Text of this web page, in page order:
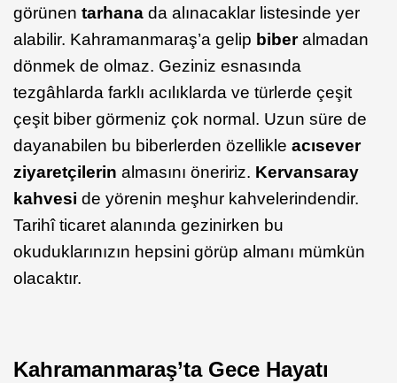
görünen tarhana da alınacaklar listesinde yer
alabilir. Kahramanmaraş’a gelip biberalmadan
dönmek de olmaz. Geziniz esnasında
tezgâhlarda farklı acılıklarda ve türlerde çeşit
çeşit biber görmeniz çok normal. Uzun süre de
dayanabilen bu biberlerden özellikle acısever
ziyaretçilerin almasını öneririz. Kervansaray
kahvesi de yörenin meşhur kahvelerindendir.
Tarihî ticaret alanında gezinirken bu
okuduklarınızın hepsini görüp almanı mümkün
olacaktır.
Kahramanmaraş’ta Gece Hayatı